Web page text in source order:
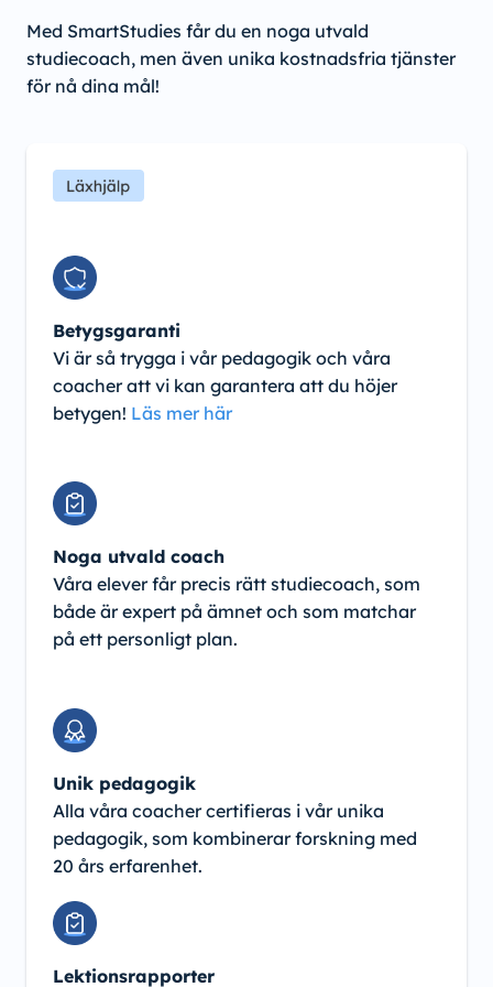
Med SmartStudies får du en noga utvald
studiecoach, men även unika kostnadsfria tjänster
för nå dina mål!
Betygsgaranti
Vi är så trygga i vår pedagogik och våra
coacher att vi kan garantera att du höjer
betygen! Läs mer här
Noga utvald coach
Våra elever får precis rätt studiecoach, som
både är expert på ämnet och som matchar
på ett personligt plan.
Unik pedagogik
Alla våra coacher certifieras i vår unika
pedagogik, som kombinerar forskning med
20 års erfarenhet.
Lektionsrapporter